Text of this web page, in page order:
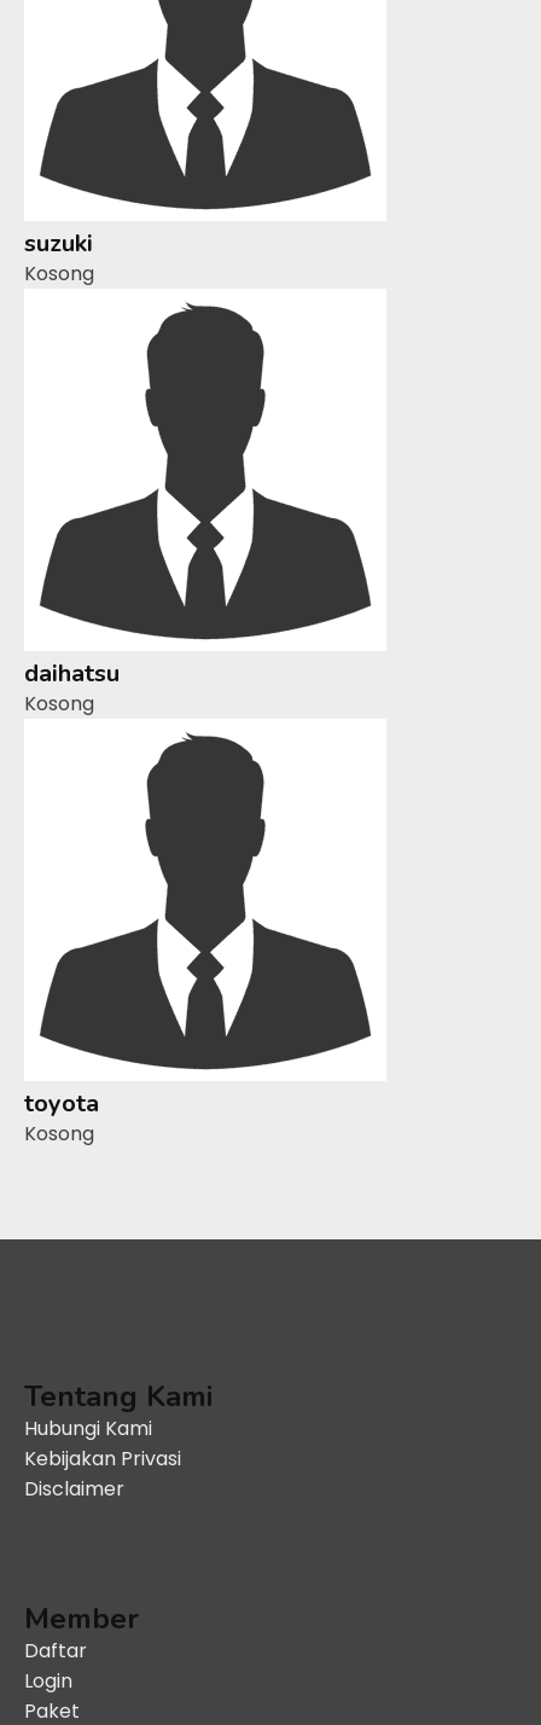
suzuki
Kosong
daihatsu
Kosong
toyota
Kosong
Tentang Kami
Hubungi Kami
Kebijakan Privasi
Disclaimer
Member
Daftar
Login
Paket